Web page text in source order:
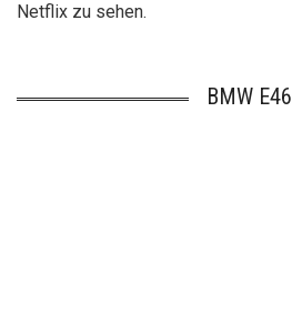
Netflix zu sehen.
BMW E46